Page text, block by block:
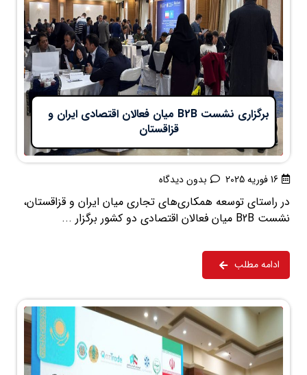
برگزاری نشست B2B میان فعالان اقتصادی ایران و
قزاقستان
16 فوریه 2025 بدون دیدگاه
در راستای توسعه همکاری‌های تجاری میان ایران و قزاقستان،
نشست B2B میان فعالان اقتصادی دو کشور برگزار ...
ادامه مطلب